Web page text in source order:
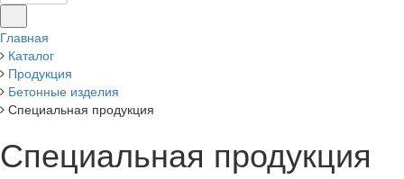
Главная
Каталог
Продукция
Бетонные изделия
Специальная продукция
Специальная продукция